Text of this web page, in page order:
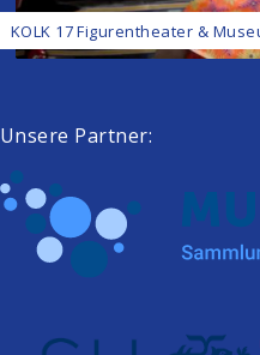
KOLK 17 Figurentheater &
Unsere Partner: